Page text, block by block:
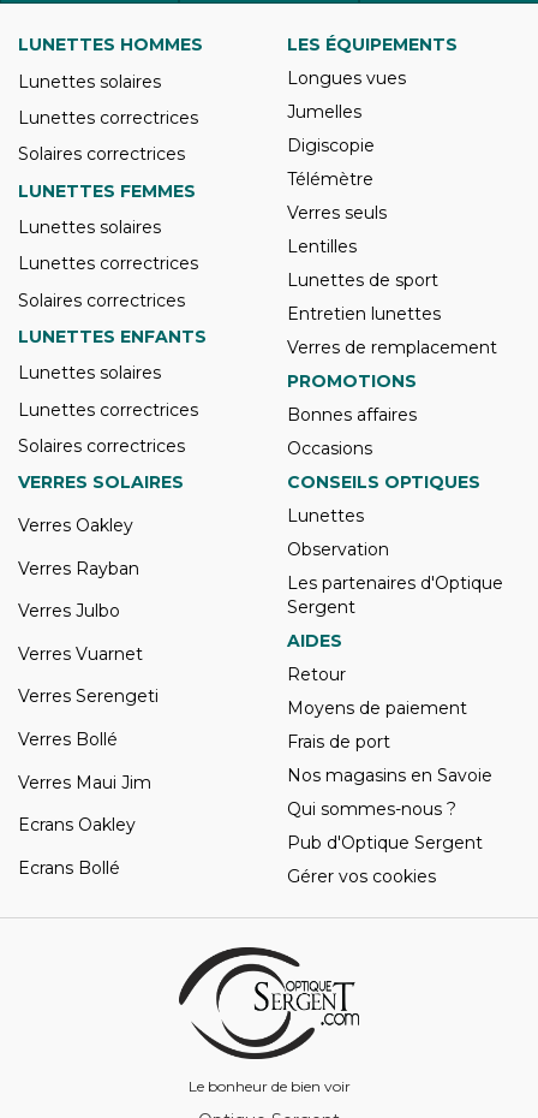
Le bonheur de bien voir
LUNETTES HOMMES
Lunettes solaires
Lunettes correctrices
Solaires correctrices
LUNETTES FEMMES
Lunettes solaires
Lunettes correctrices
Solaires correctrices
LUNETTES ENFANTS
Lunettes solaires
Lunettes correctrices
Solaires correctrices
LES ÉQUIPEMENTS
Longues vues
Jumelles
Digiscopie
Télémètre
Verres seuls
Lentilles
Lunettes de sport
Entretien lunettes
Verres de remplacement
PROMOTIONS
Bonnes affaires
Occasions
VERRES SOLAIRES
Verres Oakley
Verres Rayban
Verres Julbo
Verres Vuarnet
Verres Serengeti
Verres Bollé
Verres Maui Jim
Ecrans Oakley
Ecrans Bollé
CONSEILS OPTIQUES
Lunettes
Observation
Les partenaires d'Optique
Sergent
AIDES
Retour
Moyens de paiement
Frais de port
Nos magasins en Savoie
Qui sommes-nous ?
Pub d'Optique Sergent
Gérer vos cookies